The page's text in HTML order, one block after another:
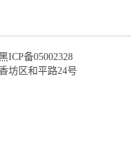
ICP备05002328
坊区和平路24号